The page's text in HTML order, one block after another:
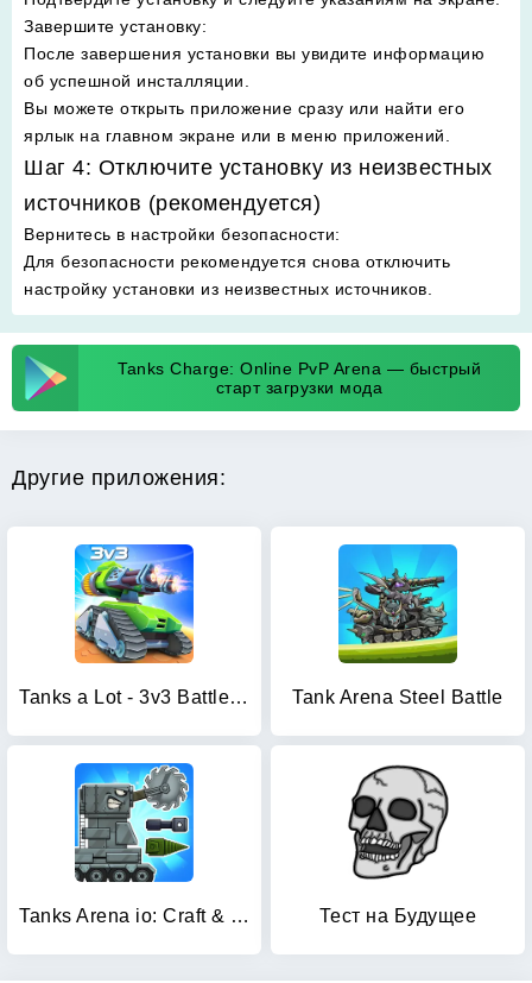
Завершите установку:
После завершения установки вы увидите информацию
об успешной инсталляции.
Вы можете открыть приложение сразу или найти его
ярлык на главном экране или в меню приложений.
Шаг 4: Отключите установку из неизвестных
источников (рекомендуется)
Вернитесь в настройки безопасности:
Для безопасности рекомендуется снова отключить
настройку установки из неизвестных источников.
Tanks Charge: Online PvP Arena — быстрый
старт загрузки мода
Другие приложения:
Tanks a Lot - 3v3 Battle Arena Tank Arena Steel Battle
Tanks Arena io: Craft & Combat Тест на Будущее